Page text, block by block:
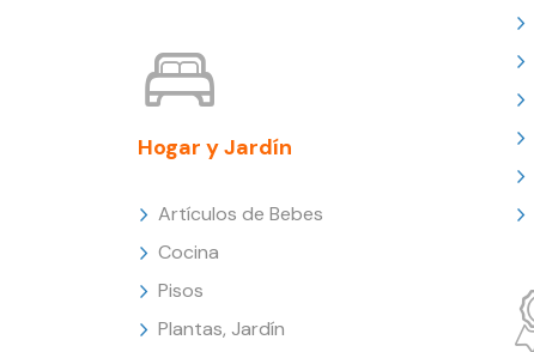
Hogar y Jardín
Artículos de Bebes
Cocina
Pisos
Plantas, Jardín